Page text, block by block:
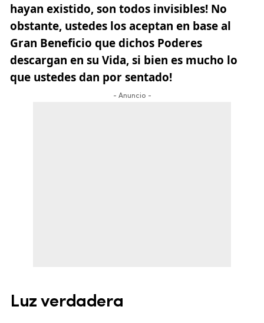
hayan existido, son todos invisibles! No
obstante, ustedes los aceptan en base al
Gran Beneficio que dichos Poderes
descargan en su Vida, si bien es mucho lo
que ustedes dan por sentado!
- Anuncio -
Luz verdadera